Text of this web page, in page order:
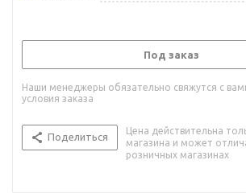
Под заказ
Наши менеджеры обязательно свяжутся с
условия заказа
Поделиться
Цена действительна
магазина и может
розничных магазинах